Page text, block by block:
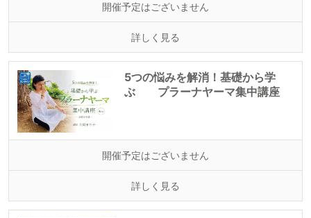
開催予定はございません
詳しく見る
5つの悩みを解消！基礎から学
ぶ プラーナヤーマ集中講座
開催予定はございません
詳しく見る